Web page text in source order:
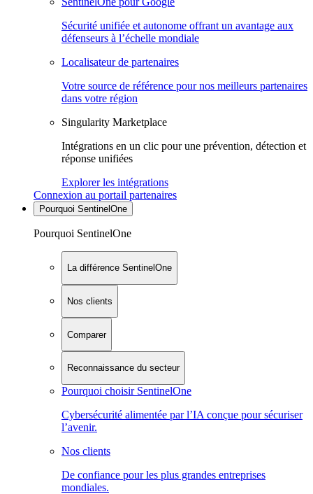
Sécurité unifiée et autonome offrant un avantage aux
défenseurs à l’échelle mondiale
Localisateur de partenaires
Votre source de référence pour nos meilleurs partenaires
dans votre région
Singularity Marketplace
Intégrations en un clic pour une prévention, détection et
réponse unifiées
Explorer les intégrations
Connexion au portail partenaires
Pourquoi SentinelOne
Pourquoi SentinelOne
La différence SentinelOne
Nos clients
Comparer
Reconnaissance du secteur
Pourquoi choisir SentinelOne
Cybersécurité alimentée par l’IA conçue pour sécuriser
l’avenir.
Nos clients
De confiance pour les plus grandes entreprises
mondiales.